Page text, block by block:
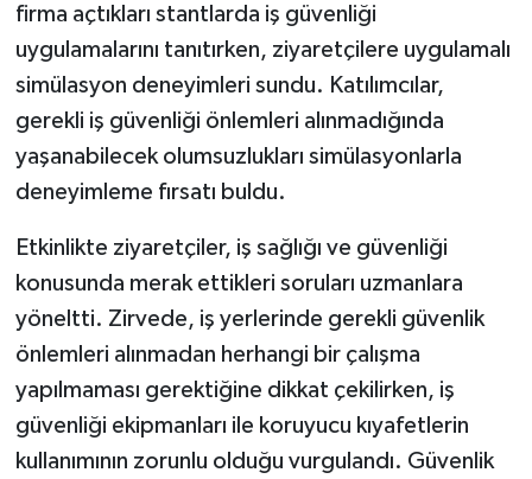
firma açtıkları stantlarda iş güvenliği
uygulamalarını tanıtırken, ziyaretçilere uygulamalı
simülasyon deneyimleri sundu. Katılımcılar,
gerekli iş güvenliği önlemleri alınmadığında
yaşanabilecek olumsuzlukları simülasyonlarla
deneyimleme fırsatı buldu.
Etkinlikte ziyaretçiler, iş sağlığı ve güvenliği
konusunda merak ettikleri soruları uzmanlara
yöneltti. Zirvede, iş yerlerinde gerekli güvenlik
önlemleri alınmadan herhangi bir çalışma
yapılmaması gerektiğine dikkat çekilirken, iş
güvenliği ekipmanları ile koruyucu kıyafetlerin
kullanımının zorunlu olduğu vurgulandı. Güvenlik